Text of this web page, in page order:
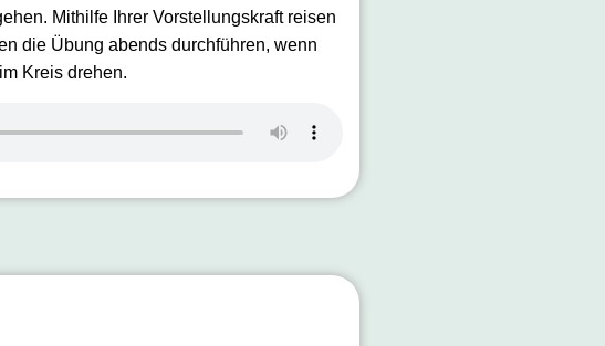
Mithilfe Ihrer Vorstellungskraft reisen
die Übung abends durchführen, wenn
Kreis drehen.